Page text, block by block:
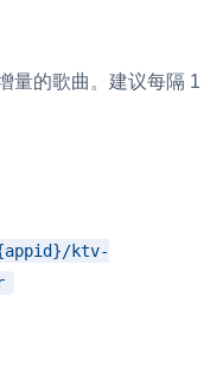
量的歌曲。建议每隔 1
ktv-